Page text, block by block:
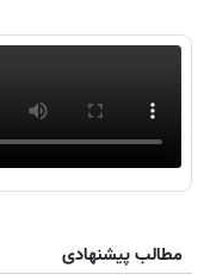
مطالب پیشنهادی